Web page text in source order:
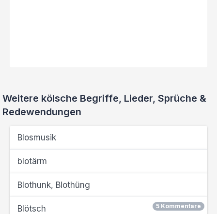
Weitere kölsche Begriffe, Lieder, Sprüche &
Redewendungen
Blosmusik
blotärm
Blothunk, Blothüng
5 Kommentare
Blötsch